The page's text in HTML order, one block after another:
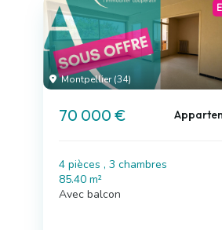
Montpellier (34)
70 000 €
4 pièces , 3 chambres
85.40 m²
Avec balcon